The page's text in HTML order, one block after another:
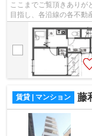
ここまでご覧頂きありが
目指し、各沿線の各不動
様へ提供しております！
賃貸 | マンション 藤